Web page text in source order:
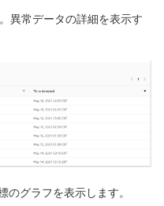
異常データの詳細を表示す
グラフを表示します。